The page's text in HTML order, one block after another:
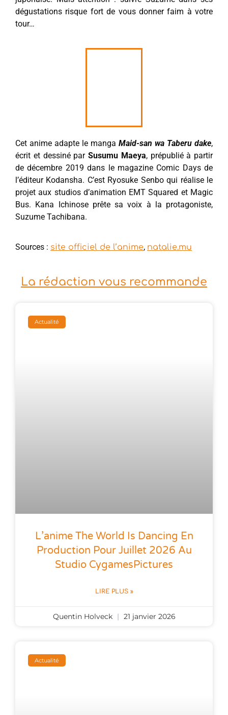
dégustations risque fort de vous donner faim à votre
tour…
Cet anime adapte le manga Maid-san wa Taberu dake,
écrit et dessiné par Susumu Maeya, prépublié à partir
de décembre 2019 dans le magazine Comic Days de
l’éditeur Kodansha. C’est Ryosuke Senbo qui réalise le
projet aux studios d’animation EMT Squared et Magic
Bus. Kana Ichinose prête sa voix à la protagoniste,
Suzume Tachibana.
Sources : site officiel de l’anime, natalie.mu
La rédaction vous recommande
Actualité
L’anime The World Is Dancing En
Production Pour Juillet 2026 Au
Studio CygamesPictures
LIRE PLUS »
Quentin Holveck 21 janvier 2026
Actualité